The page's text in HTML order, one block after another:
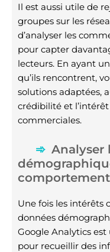
Il est aussi utile de
groupes sur les
d’analyser les
pour capter
lecteurs. En ayant
qu’ils rencontrent,
solutions adaptées,
crédibilité et
commerciales.
Analyser
Une fois les intérêts
données
Google Analytics
pour recueillir des